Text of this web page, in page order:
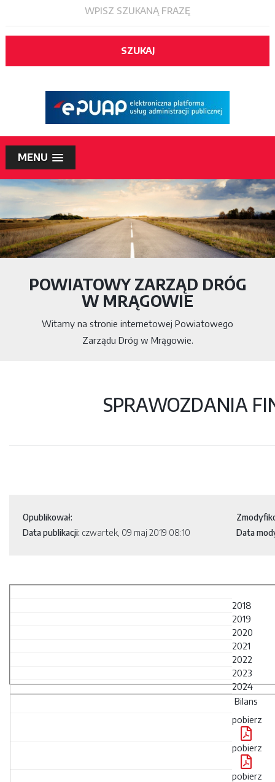
SZUKAJ
MENU
POWIATOWY ZARZĄD DRÓG
W MRĄGOWIE
Witamy na stronie internetowej Powiatowego
Zarządu Dróg w Mrągowie.
SPRAWOZDANIA
Opublikował:
Data publikacji: czwartek, 09 maj 2019 08:10
Data
2018
2019
2020
2021
2022
2023
2024
Bilans
pobierz
pobierz
pobierz